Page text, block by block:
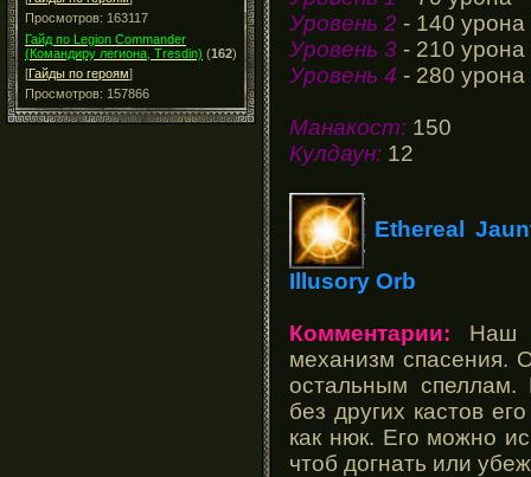
Просмотров: 163117
Гайд по Legion Commander
(Командиру легиона, Tresdin) (162)
[Гайды по героям]
Просмотров: 157866
Уровень 2 - 140 урона
Уровень 3 - 210 урона
Уровень 4 - 280 урона
Манакост: 150
Кулдаун: 12
Ethereal
Illusory Orb
Комментарии: Наш
механизм спасения.
остальным
без других кастов
как нюк. Его можно
чтоб догнать или